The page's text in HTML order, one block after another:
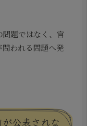
題ではなく、官
われる問題へ発
公表されな